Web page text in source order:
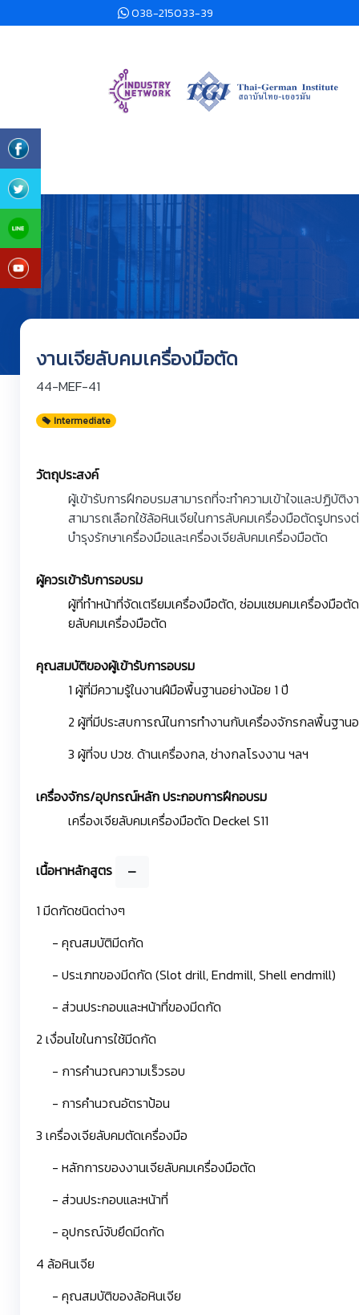
038-215033-39
งานเจียลับคมเครื่องมือตัด
44-MEF-41
Intermediate
วัตถุประสงค์
ผู้เข้ารับการฝึกอบรมสามารถที่จะทำความเข้าใจและปฏิบัติ
สามารถเลือกใช้ล้อหินเจียในการลับคมเครื่องมือตัดรูปทร
บำรุงรักษาเครื่องมือและเครื่องเจียลับคมเครื่องมือตัด
ผู้ควรเข้ารับการอบรม
ผู้ที่ทำหน้าที่จัดเตรียมเครื่องมือตัด, ซ่อมแซมคมเครื่องมือตั
ยลับคมเครื่องมือตัด
คุณสมบัติของผู้เข้ารับการอบรม
1 ผู้ที่มีความรู้ในงานฝีมือพื้นฐานอย่างน้อย 1 ปี
2 ผู้ที่มีประสบการณ์ในการทำงานกับเครื่องจักรกลพื้นฐาน
3 ผู้ที่จบ ปวช. ด้านเครื่องกล, ช่างกลโรงงาน ฯลฯ
เครื่องจักร/อุปกรณ์หลัก ประกอบการฝึกอบรม
เครื่องเจียลับคมเครื่องมือตัด Deckel S11
เนื้อหาหลักสูตร
1 มีดกัดชนิดต่างๆ
- คุณสมบัติมีดกัด
- ประเภทของมีดกัด (Slot drill, Endmill, Shell endmill)
- ส่วนประกอบและหน้าที่ของมีดกัด
2 เงื่อนไขในการใช้มีดกัด
- การคำนวณความเร็วรอบ
- การคำนวณอัตราป้อน
3 เครื่องเจียลับคมตัดเครื่องมือ
- หลักการของงานเจียลับคมเครื่องมือตัด
- ส่วนประกอบและหน้าที่
- อุปกรณ์จับยึดมีดกัด
4 ล้อหินเจีย
- คุณสมบัติของล้อหินเจีย